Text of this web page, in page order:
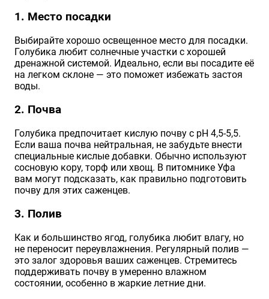
1. Место посадки
Выбирайте хорошо освещенное место для посадки.
Голубика любит солнечные участки с хорошей
дренажной системой. Идеально, если вы посадите её
на легком склоне — это поможет избежать застоя
воды.
2. Почва
Голубика предпочитает кислую почву с pH 4,5-5,5.
Если ваша почва нейтральная, не забудьте внести
специальные кислые добавки. Обычно используют
сосновую кору, торф или хвощ. В питомнике Уфа
вам могут подсказать, как правильно подготовить
почву для этих саженцев.
3. Полив
Как и большинство ягод, голубика любит влагу, но
не переносит переувлажнения. Регулярный полив —
это залог здоровья ваших саженцев. Стремитесь
поддерживать почву в умеренно влажном
состоянии, особенно в жаркие летние дни.